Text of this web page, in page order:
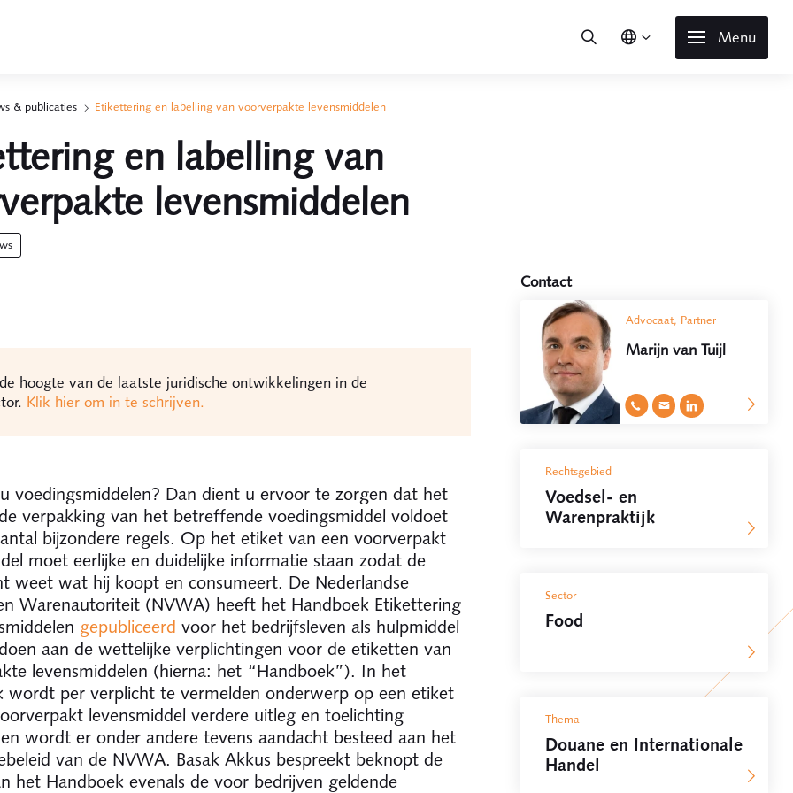
Menu
& publicaties Etikettering en labelling van voorverpakte levensmiddelen
en labelling van
levensmiddelen
hoogte van de laatste juridische ontwikkelingen in de
Klik hier om in te schrijven.
voedingsmiddelen? Dan dient u ervoor te zorgen dat het
verpakking van het betreffende voedingsmiddel voldoet
bijzondere regels. Op het etiket van een voorverpakt
moet eerlijke en duidelijke informatie staan zodat de
weet wat hij koopt en consumeert. De Nederlandse
Warenautoriteit (NVWA) heeft het Handboek Etikettering
gepubliceerd voor het bedrijfsleven als hulpmiddel
aan de wettelijke verplichtingen voor de etiketten van
levensmiddelen (hierna: het “Handboek”). In het
wordt per verplicht te vermelden onderwerp op een etiket
levensmiddel verdere uitleg en toelichting
wordt er onder andere tevens aandacht besteed aan het
van de NVWA. Basak Akkus bespreekt beknopt de
het Handboek evenals de voor bedrijven geldende
Contact
Advocaat, Partner
Marijn van Tuijl
Rechtsgebied
Voedsel- en
Warenpraktijk
Sector
Food
Thema
Douane en Internationale
Handel